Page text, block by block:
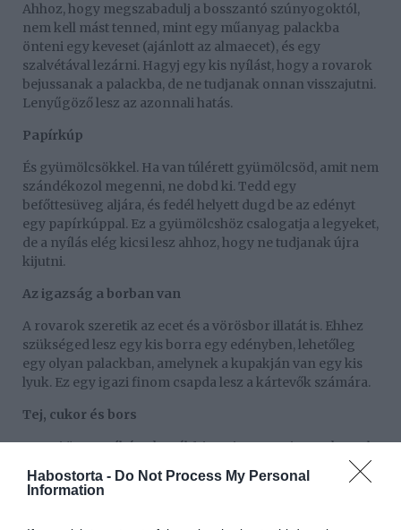
Habostorta - Do Not Process My Personal
Information
Ahhoz, hogy megszabadulj a bosszantó szúnyogoktól,
nem kell mást tenned, mint egy műanyag palackba
önteni egy keveset (ajánlott az almaecet), és egy
szalvétával lezárni. Hagyj egy kis nyílást, hogy a rovarok
bejussanak a palackba, de ne tudjanak onnan visszajutni.
Lenyűgöző lesz az azonnali hatás.
Papírkúp
És gyümölcsökkel. Ha van túlérett gyümölcsöd, amit nem
szándékozol megenni, ne dobd ki. Tedd egy
befőttesüveg aljára, és fedél helyett dugd be az edényt
egy papírkúppal. Ez a gyümölcshöz csalogatja a legyeket,
de a nyílás elég kicsi lesz ahhoz, hogy ne tudjanak újra
kijutni.
Az igazság a borban van
A rovarok szeretik az ecet és a vörösbor illatát is. Ehhez
szükséged lesz egy kis borra egy edényben, lehetőleg
egy olyan palackban, amelynek a kupakján van egy kis
lyuk. Ez egy igazi finom csapda lesz a kártevők számára.
Tej, cukor és bors
Keverj össze néhány kanál friss tejet egy csipet cukorral
serpenyőben. Keverjük 10 percig, és amikor a folyadék